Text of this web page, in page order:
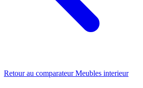
Retour au comparateur Meubles interieur